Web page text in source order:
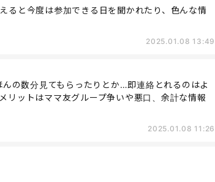
ると今度は参加できる日を聞かれたり、色んな情
2025.01.08 13:49
の数分見てもらったりとか…即連絡とれるのはよ
リットはママ友グループ争いや悪口、余計な情報
2025.01.08 11:26